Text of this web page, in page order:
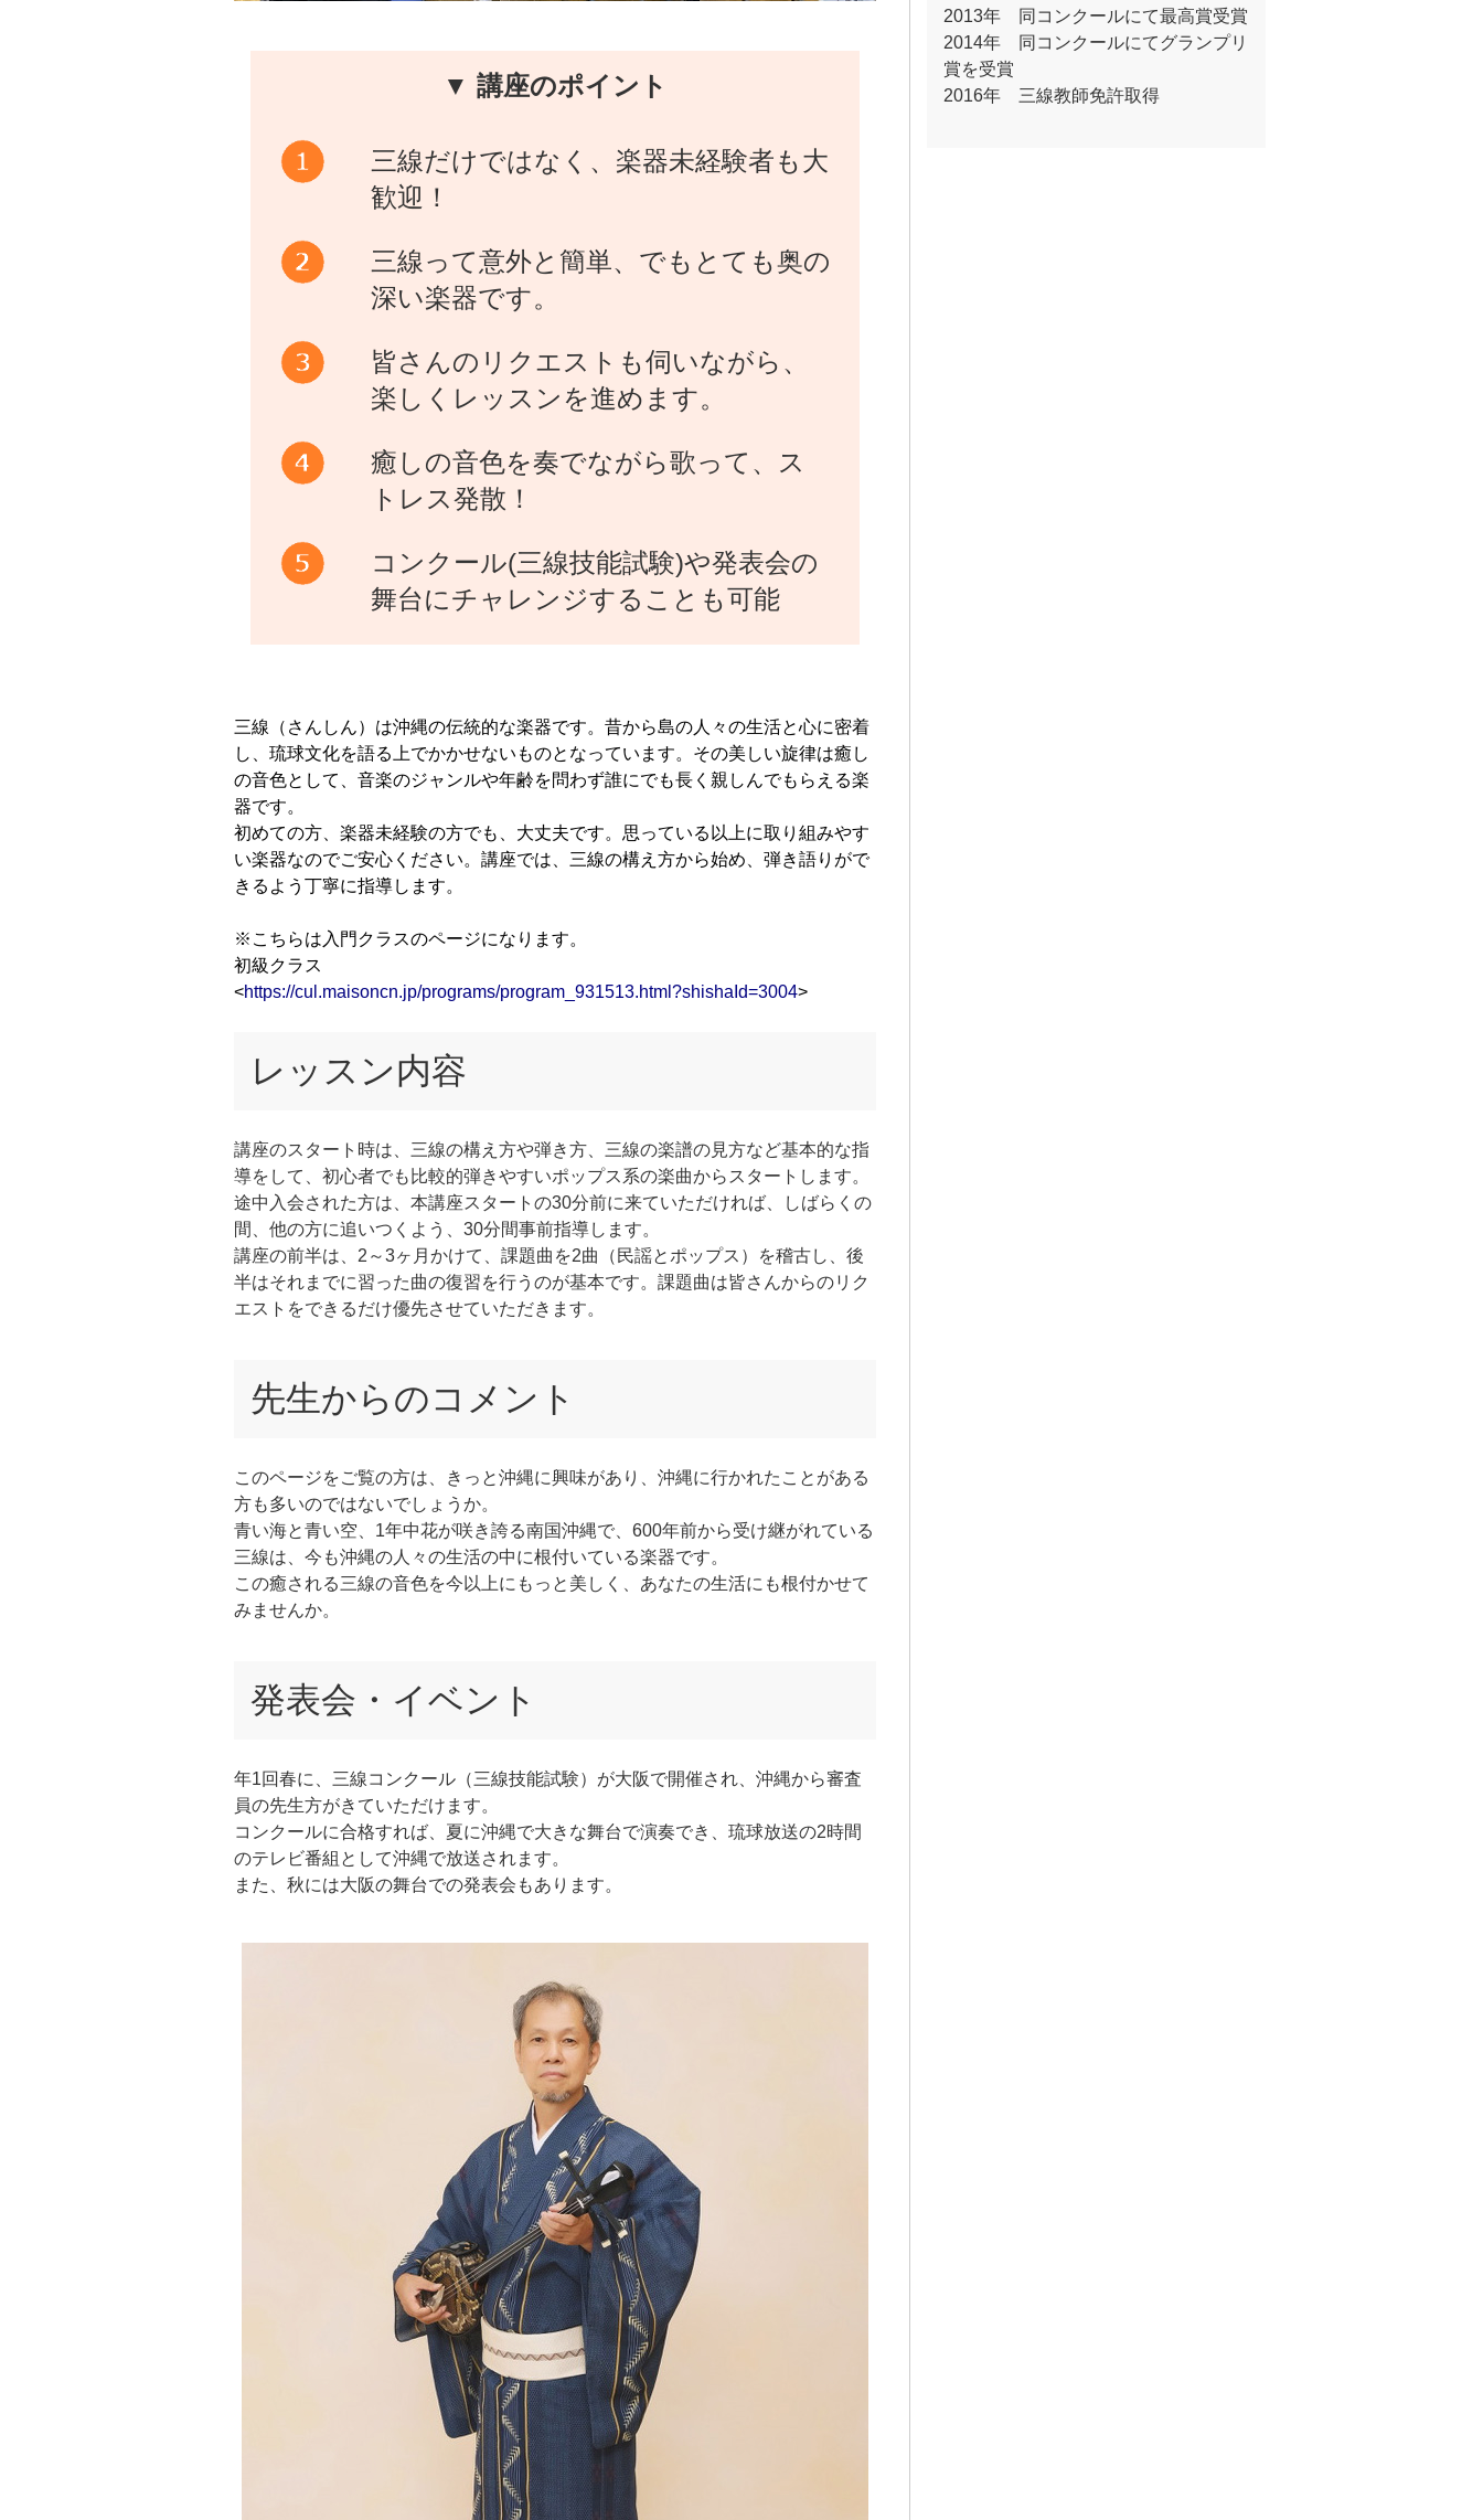
▼ 講座のポイント
三線だけではなく、楽器未経験者も大
歓迎！
三線って意外と簡単、でもとても奥の
深い楽器です。
皆さんのリクエストも伺いながら、
楽しくレッスンを進めます。
癒しの音色を奏でながら歌って、ス
トレス発散！
コンクール(三線技能試験)や発表会の
舞台にチャレンジすることも可能
三線（さんしん）は沖縄の伝統的な楽器です。昔から島の人々の生活と心に密着
し、琉球文化を語る上でかかせないものとなっています。その美しい旋律は癒し
の音色として、音楽のジャンルや年齢を問わず誰にでも長く親しんでもらえる楽
器です。
初めての方、楽器未経験の方でも、大丈夫です。思っている以上に取り組みやす
い楽器なのでご安心ください。講座では、三線の構え方から始め、弾き語りがで
きるよう丁寧に指導します。
※こちらは入門クラスのページになります。
初級クラス
<https://cul.maisoncn.jp/programs/program_931513.html?shishaId=3004>
レッスン内容
講座のスタート時は、三線の構え方や弾き方、三線の楽譜の見方など基本的な指
導をして、初心者でも比較的弾きやすいポップス系の楽曲からスタートします。
途中入会された方は、本講座スタートの30分前に来ていただければ、しばらくの
間、他の方に追いつくよう、30分間事前指導します。
講座の前半は、2～3ヶ月かけて、課題曲を2曲（民謡とポップス）を稽古し、後
半はそれまでに習った曲の復習を行うのが基本です。課題曲は皆さんからのリク
エストをできるだけ優先させていただきます。
先生からのコメント
このページをご覧の方は、きっと沖縄に興味があり、沖縄に行かれたことがある
方も多いのではないでしょうか。
青い海と青い空、1年中花が咲き誇る南国沖縄で、600年前から受け継がれている
三線は、今も沖縄の人々の生活の中に根付いている楽器です。
この癒される三線の音色を今以上にもっと美しく、あなたの生活にも根付かせて
みませんか。
発表会・イベント
年1回春に、三線コンクール（三線技能試験）が大阪で開催され、沖縄から審査
員の先生方がきていただけます。
コンクールに合格すれば、夏に沖縄で大きな舞台で演奏でき、琉球放送の2時間
のテレビ番組として沖縄で放送されます。
また、秋には大阪の舞台での発表会もあります。
2013年 同コンクールにて最高賞受賞
2014年 同コンクールにてグランプリ
賞を受賞
2016年 三線教師免許取得